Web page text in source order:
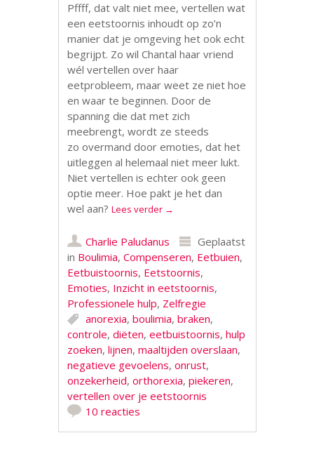
Pffff, dat valt niet mee, vertellen wat
een eetstoornis inhoudt op zo’n
manier dat je omgeving het ook echt
begrijpt. Zo wil Chantal haar vriend
wél vertellen over haar
eetprobleem, maar weet ze niet hoe
en waar te beginnen. Door de
spanning die dat met zich
meebrengt, wordt ze steeds
zo overmand door emoties, dat het
uitleggen al helemaal niet meer lukt.
Niet vertellen is echter ook geen
optie meer. Hoe pakt je het dan
wel aan?Lees verder →
Charlie Paludanus
Geplaatst
in Boulimia,Compenseren, Eetbuien,
Eetbuistoornis, Eetstoornis,
Emoties, Inzicht in eetstoornis,
Professionele hulp, Zelfregie
anorexia,boulimia,braken,
controle,diëten,eetbuistoornis,hulp
zoeken,lijnen,maaltijden overslaan,
negatieve gevoelens,onrust,
onzekerheid,orthorexia,piekeren,
vertellen over je eetstoornis
10 reacties